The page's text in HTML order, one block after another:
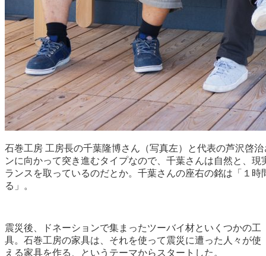
石巻工房 工房長の千葉隆博さん（写真左）と代表の芦沢啓
ンに向かって突き進むタイプなので、千葉さんは自然と、
ランスを取っているのだとか。千葉さんの座右の銘は「１
る」。
震災後、ドネーションで集まったツーバイ材といくつかの工
具。石巻工房の家具は、それを使って震災に遭った人々が使
える家具を作る、というテーマからスタートした。